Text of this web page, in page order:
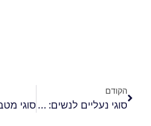
הקודם
סוגי נעליים לנשים: כל מה שצריך לדעת לפני שאתן בוחרות